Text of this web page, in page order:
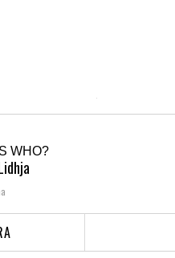
WHO?
e Prizrenit,